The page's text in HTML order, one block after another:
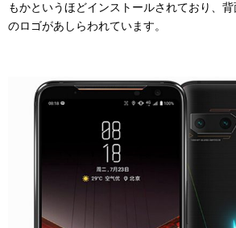
もかというほどインストールされており、
のロゴがあしらわれています。